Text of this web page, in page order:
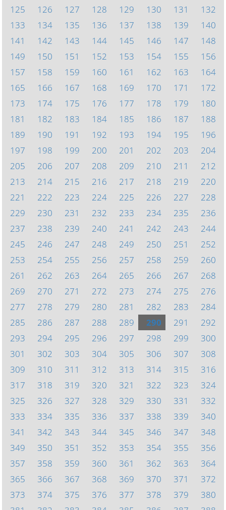
125
126 127 128 129 130 131
132
133
134 135 136 137 138 139
140
141
142 143 144 145 146 147
148
149
150 151 152 153 154 155
156
157
158 159 160 161 162 163
164
165
166 167 168 169 170 171
172
173
174 175 176 177 178 179
180
181
182 183 184 185 186 187
188
189
190 191 192 193 194 195
196
197
198 199 200 201 202 203
204
205
206 207 208 209 210 211
212
213
214 215 216 217 218 219
220
221
222 223 224 225 226 227
228
229
230 231 232 233 234 235
236
237
238 239 240 241 242 243
244
245
246 247 248 249 250 251
252
253
254 255 256 257 258 259
260
261
262 263 264 265 266 267
268
269
270 271 272 273 274 275
276
277
278 279 280 281 282 283
284
285
286 287 288 289 290 291
292
293
294 295 296 297 298 299
300
301
302 303 304 305 306 307
308
309
310 311 312 313 314 315
316
317
318 319 320 321 322 323
324
325
326 327 328 329 330 331
332
333
334 335 336 337 338 339
340
341
342 343 344 345 346 347
348
349
350 351 352 353 354 355
356
357
358 359 360 361 362 363
364
365
366 367 368 369 370 371
372
373
374 375 376 377 378 379
380